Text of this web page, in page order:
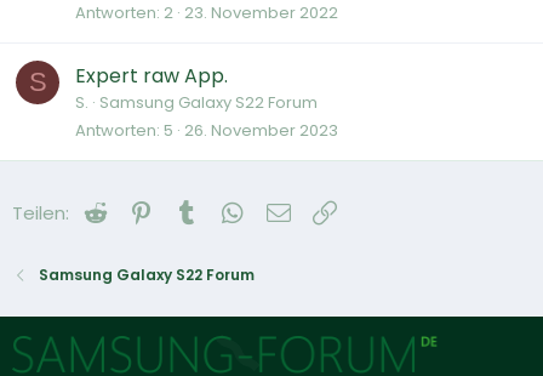
Antworten 2 23. November 2022
S Expert raw App.
S. Samsung Galaxy S22 Forum
Antworten 5 26. November 2023
Teilen: Reddit Pinterest
Tumblr WhatsApp
E-Mail
Samsung Galaxy S22 Forum